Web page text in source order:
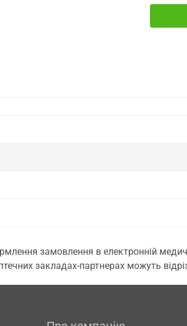
замовлення в електронній
закладах-партнерах можуть